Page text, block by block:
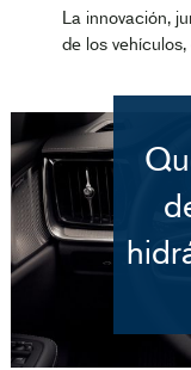
La innovación,
de los